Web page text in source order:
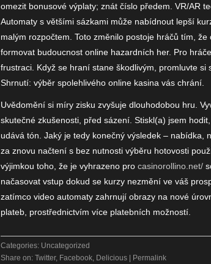
omezit bonusové výplaty; znát číslo předem. VR/AR
Automaty s většími sázkami může nabídnout lepší
malým rozpočtem. Toto změnilo postoje hráčů tím,
formovat budoucnost online hazardních her. Pro
frustraci. Když se hraní stane škodlivým, promluvte
Shrnutí: výběr spolehlivého online kasina vás chrání.
Uvědomění si míry zisku zvyšuje dlouhodobou hru.
skutečné zkušenosti, před sázení. Stiskl(a) jsem
udává tón. Jaký je tedy konečný výsledek –
za znovu načtení s bez nutnosti výběru hotovosti
výjimkou toho, že je vyhrazeno pro casinorollino.net/
načasovat vstup dokud se kurzy nezmění ve váš
zatímco video automaty zahrnují obrazy na nové
plateb, prostřednictvím více platebních možností.
Categories: Uncategorized
Share on:
Twitter, Facebook Delicious Permalink